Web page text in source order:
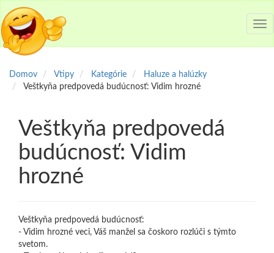
Domov Vtipy Kategórie
Haluze a halúzky
Veštkyňa predpovedá budúcnosť: Vidim hrozné
Veštkyňa predpovedá
budúcnosť: Vidim
hrozné
Veštkyňa predpovedá budúcnosť:
- Vidim hrozné veci, Váš manžel sa čoskoro rozlúči s týmto
svetom.